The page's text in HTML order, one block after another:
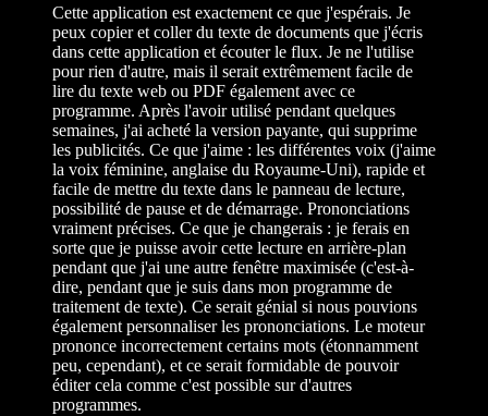
Cette application est exactement ce que j'espérais. Je
peux copier et coller du texte de documents que j'écris
dans cette application et écouter le flux. Je ne l'utilise
pour rien d'autre, mais il serait extrêmement facile de
lire du texte web ou PDF également avec ce
programme. Après l'avoir utilisé pendant quelques
semaines, j'ai acheté la version payante, qui supprime
les publicités. Ce que j'aime : les différentes voix (j'aime
la voix féminine, anglaise du Royaume-Uni), rapide et
facile de mettre du texte dans le panneau de lecture,
possibilité de pause et de démarrage. Prononciations
vraiment précises. Ce que je changerais : je ferais en
sorte que je puisse avoir cette lecture en arrière-plan
pendant que j'ai une autre fenêtre maximisée (c'est-à-
dire, pendant que je suis dans mon programme de
traitement de texte). Ce serait génial si nous pouvions
également personnaliser les prononciations. Le moteur
prononce incorrectement certains mots (étonnamment
peu, cependant), et ce serait formidable de pouvoir
éditer cela comme c'est possible sur d'autres
programmes.